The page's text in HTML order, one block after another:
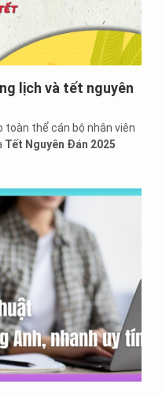
lịch và tết nguyên
toàn thể cán bộ nhân viên
Tết Nguyên Đán 2025